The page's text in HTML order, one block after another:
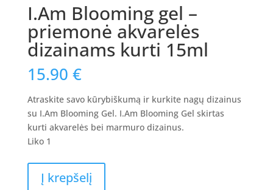
I.Am Blooming gel –
priemonė akvarelės
dizainams kurti 15ml
15.90 €
Atraskite savo kūrybiškumą ir kurkite nagų dizainus
su I.Am Blooming Gel. I.Am Blooming Gel skirtas
kurti akvarelės bei marmuro dizainus.
Liko 1
kiekis:Į krepšelį